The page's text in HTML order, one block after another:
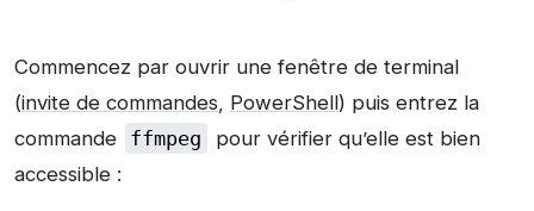
Commencez par ouvrir une fenêtre de terminal
(invite de commandes PowerShell) puis entrez la
commande ffmpeg
pour vérifier qu’elle est bien
accessible :